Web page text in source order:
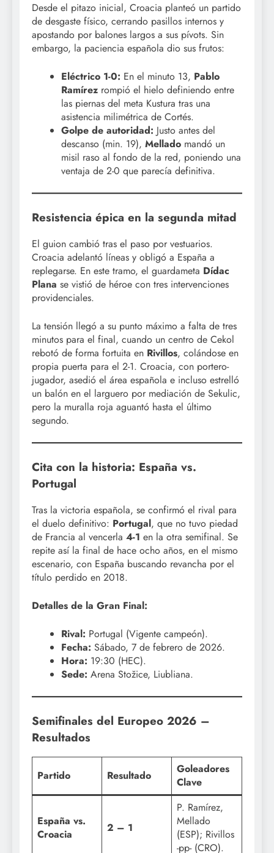
Desde el pitazo inicial, Croacia planteó un partido
de desgaste físico, cerrando pasillos internos y
apostando por balones largos a sus pívots. Sin
embargo, la paciencia española dio sus frutos:
Eléctrico 1-0: En el minuto 13, Pablo
Ramírez rompió el hielo definiendo entre
las piernas del meta Kustura tras una
asistencia milimétrica de Cortés.
Golpe de autoridad: Justo antes del
descanso (min. 19), Mellado mandó un
misil raso al fondo de la red, poniendo una
ventaja de 2-0 que parecía definitiva.
Resistencia épica en la segunda mitad
El guion cambió tras el paso por vestuarios.
Croacia adelantó líneas y obligó a España a
replegarse. En este tramo, el guardameta Dídac
Plana se vistió de héroe con tres intervenciones
providenciales.
La tensión llegó a su punto máximo a falta de tres
minutos para el final, cuando un centro de Cekol
rebotó de forma fortuita en Rivillos, colándose en
propia puerta para el 2-1. Croacia, con portero-
jugador, asedió el área española e incluso estrelló
un balón en el larguero por mediación de Sekulic,
pero la muralla roja aguantó hasta el último
segundo.
Cita con la historia: España vs.
Portugal
Tras la victoria española, se confirmó el rival para
el duelo definitivo: Portugal, que no tuvo piedad
de Francia al vencerla 4-1 en la otra semifinal. Se
repite así la final de hace ocho años, en el mismo
escenario, con España buscando revancha por el
título perdido en 2018.
Detalles de la Gran Final:
Rival: Portugal (Vigente campeón).
Fecha: Sábado, 7 de febrero de 2026.
Hora: 19:30 (HEC).
Sede: Arena Stožice, Liubliana.
Semifinales del Europeo 2026 –
Resultados
Partido Resultado
Goleadores
Clave
España vs.
Croacia
2 – 1
P. Ramírez,
Mellado
(ESP); Rivillos
-pp- (CRO).